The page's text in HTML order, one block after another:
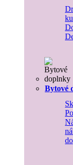
Bytové